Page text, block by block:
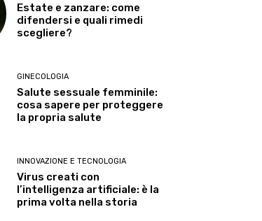
Estate e zanzare: come
difendersi e quali rimedi
scegliere?
GINECOLOGIA
Salute sessuale femminile:
cosa sapere per proteggere
la propria salute
INNOVAZIONE E TECNOLOGIA
Virus creati con
l’intelligenza artificiale: è la
prima volta nella storia